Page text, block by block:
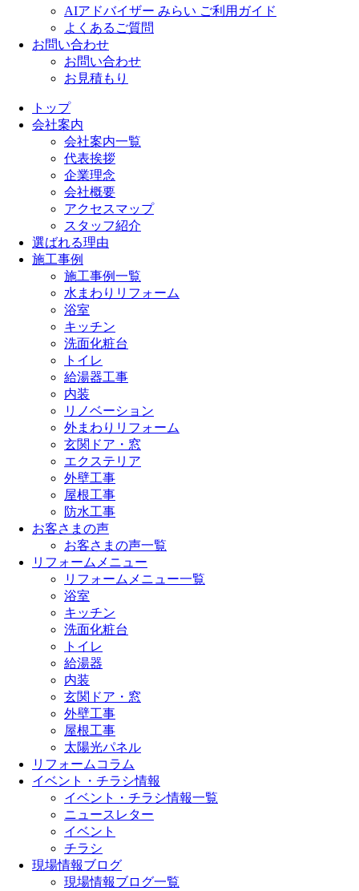
AIアドバイザー みらい ご利用ガイド
よくあるご質問
お問い合わせ
お問い合わせ
お見積もり
トップ
会社案内
会社案内一覧
代表挨拶
企業理念
会社概要
アクセスマップ
スタッフ紹介
選ばれる理由
施工事例
施工事例一覧
水まわりリフォーム
浴室
キッチン
洗面化粧台
トイレ
給湯器工事
内装
リノベーション
外まわりリフォーム
玄関ドア・窓
エクステリア
外壁工事
屋根工事
防水工事
お客さまの声
お客さまの声一覧
リフォームメニュー
リフォームメニュー一覧
浴室
キッチン
洗面化粧台
トイレ
給湯器
内装
玄関ドア・窓
外壁工事
屋根工事
太陽光パネル
リフォームコラム
イベント・チラシ情報
イベント・チラシ情報一覧
ニュースレター
イベント
チラシ
現場情報ブログ
現場情報ブログ一覧